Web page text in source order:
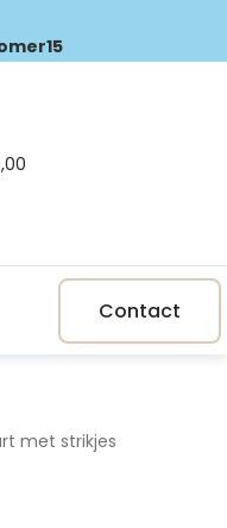
Contact
met strikjes